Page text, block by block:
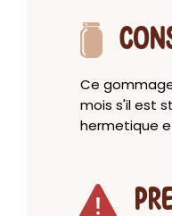
Ce
mois s'il est
hermetique